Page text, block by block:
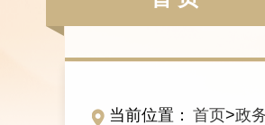
当前位置： 首页>政